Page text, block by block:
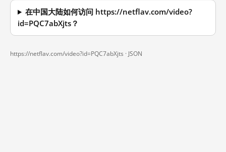
在中国大陆如何访问 https://netflav.com/video?
id=PQC7abXjts？
https://netflav.com/video?id=PQC7abXjts · JSON